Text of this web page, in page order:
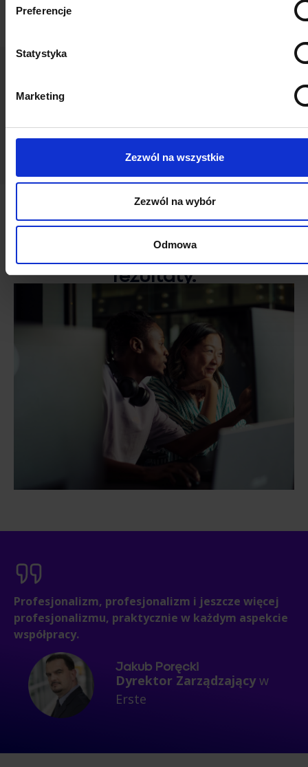
Preferencje
Statystyka
Marketing
Zezwól na wszystkie
Zezwól na wybór
Odmowa
Twojego biznesu.
Dlaczego Cloudity?Audyt,
który generuje wymierne
rezultaty.
Profesjonalizm, profesjonalizm i jeszcze więcej
profesjonalizmu, praktycznie w każdym aspekcie
współpracy.
Jakub Poręcki
Dyrektor Zarządzającyw
Erste